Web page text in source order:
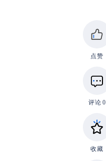
点赞
评论 0
收藏